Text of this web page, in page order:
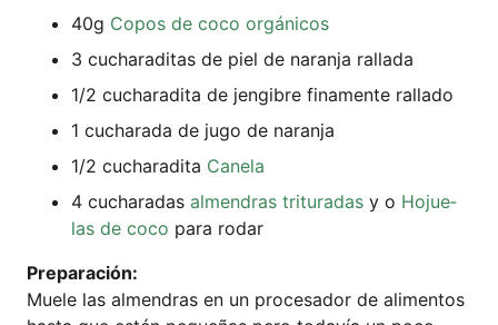
40g Copos de coco orgánicos
3 cucha­ra­di­tas de piel de naran­ja rallada
1/2 cucha­ra­di­ta de jen­gib­re fina­men­te rallado
1 cucha­ra­da de jugo de naranja
1/2 cucha­ra­di­ta Canela
4 cucha­ra­das almen­dras tri­tu­ra­das y o Hojue­
las de coco para rodar
Pre­pa­ra­ción:
Mue­le las almen­dras en un pro­ces­ador de ali­ment­os